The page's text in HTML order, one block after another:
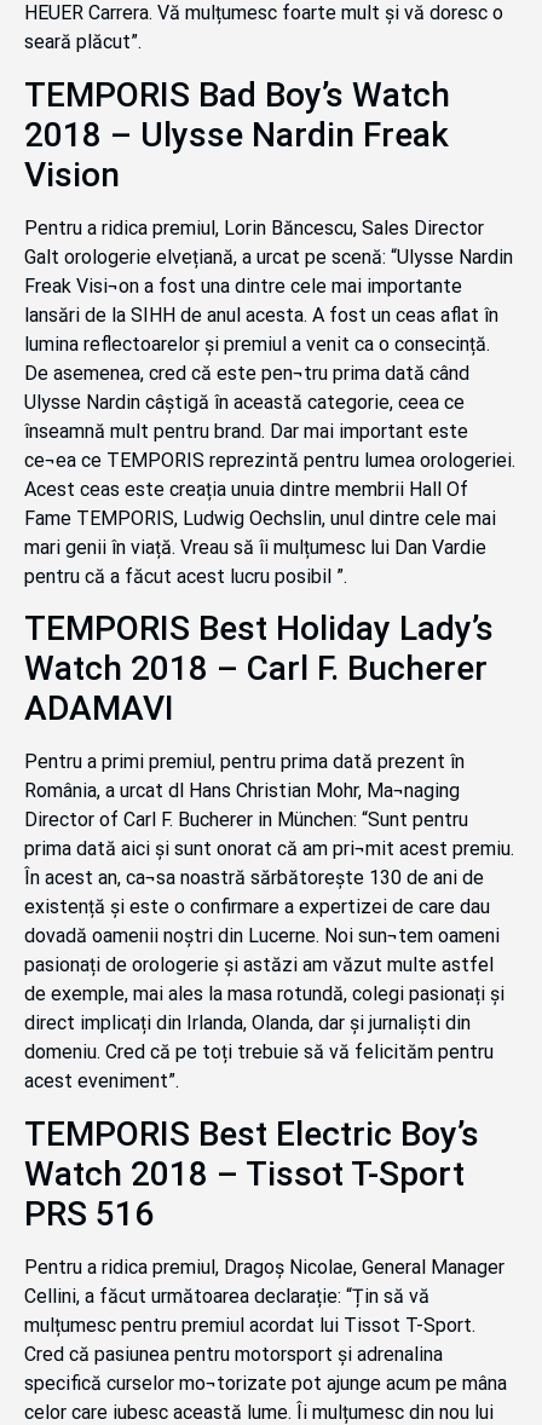
HEUER Carrera. Vă mulțumesc foarte mult și vă doresc o
seară plăcut”.
TEMPORIS Bad Boy’s Watch
2018 – Ulysse Nardin Freak
Vision
Pentru a ridica premiul, Lorin Băncescu, Sales Director
Galt orologerie elvețiană, a urcat pe scenă: “Ulysse Nardin
Freak Visi¬on a fost una dintre cele mai importante
lansări de la SIHH de anul acesta. A fost un ceas aflat în
lumina reflectoarelor și premiul a venit ca o consecință.
De asemenea, cred că este pen¬tru prima dată când
Ulysse Nardin câștigă în această categorie, ceea ce
înseamnă mult pentru brand. Dar mai important este
ce¬ea ce TEMPORIS reprezintă pentru lumea orologeriei.
Acest ceas este creația unuia dintre membrii Hall Of
Fame TEMPORIS, Ludwig Oechslin, unul dintre cele mai
mari genii în viață. Vreau să îi mulțumesc lui Dan Vardie
pentru că a făcut acest lucru posibil ”.
TEMPORIS Best Holiday Lady’s
Watch 2018 – Carl F. Bucherer
ADAMAVI
Pentru a primi premiul, pentru prima dată prezent în
România, a urcat dl Hans Christian Mohr, Ma¬naging
Director of Carl F. Bucherer in München: “Sunt pentru
prima dată aici și sunt onorat că am pri¬mit acest premiu.
În acest an, ca¬sa noastră sărbătorește 130 de ani de
existență și este o confirmare a expertizei de care dau
dovadă oamenii noștri din Lucerne. Noi sun¬tem oameni
pasionați de orologerie și astăzi am văzut multe astfel
de exemple, mai ales la masa rotundă, colegi pasionați și
direct implicați din Irlanda, Olanda, dar și jurnaliști din
domeniu. Cred că pe toți trebuie să vă felicităm pentru
acest eveniment”.
TEMPORIS Best Electric Boy’s
Watch 2018 – Tissot T-Sport
PRS 516
Pentru a ridica premiul, Dragoș Nicolae, General Manager
Cellini, a făcut următoarea declarație: “Țin să vă
mulțumesc pentru premiul acordat lui Tissot T-Sport.
Cred că pasiunea pentru motorsport și adrenalina
specifică curselor mo¬torizate pot ajunge acum pe mâna
celor care iubesc această lume. Îi mulțumesc din nou lui